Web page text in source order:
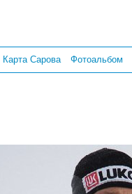
Карта Сарова Фотоальбом